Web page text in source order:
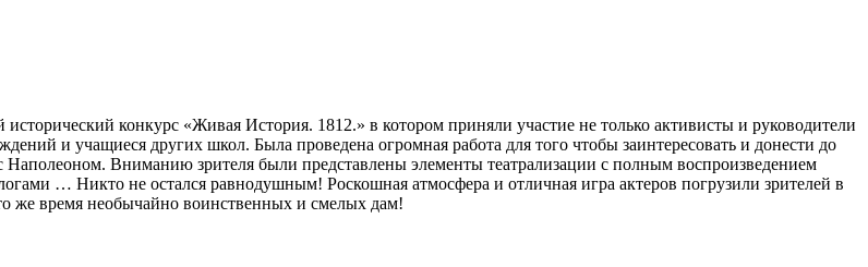
конкурс «Живая История. 1812.» в котором приняли участие не только активисты и руководители
и учащиеся других школ. Была проведена огромная работа для того чтобы заинтересовать и донести до
Вниманию зрителя были представлены элементы театрализации с полным воспроизведением
… Никто не остался равнодушным! Роскошная атмосфера и отличная игра актеров погрузили зрителей в
же время необычайно воинственных и смелых дам!